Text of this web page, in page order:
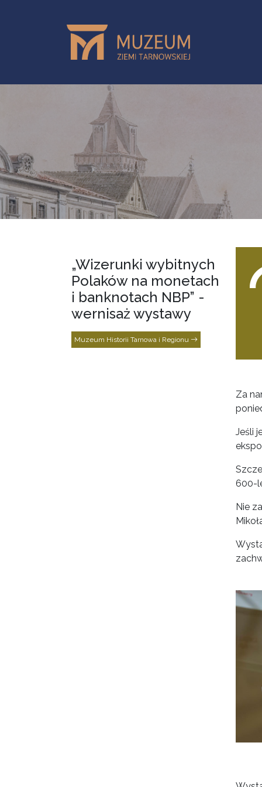
„Wizerunki wybitnych
Polaków na monetach
i banknotach NBP” -
wernisaż wystawy
Muzeum Historii Tarnowa i Regionu
Za
Jeśli
600-
Nie